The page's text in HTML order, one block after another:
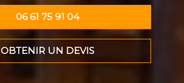
06 61 75 91 04
OBTENIR UN DEVIS